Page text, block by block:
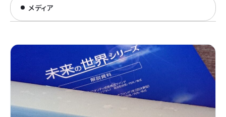
メディア